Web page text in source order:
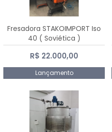
Fresadora STAKOIMPORT Iso
40 ( Soviética )
R$ 22.000,00
Lançamento